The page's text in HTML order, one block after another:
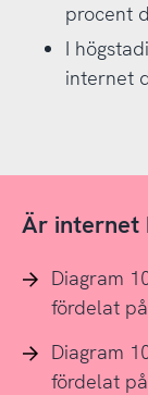
procent
I
internet
Är internet
Diagram
fördelat
Diagram
fördelat